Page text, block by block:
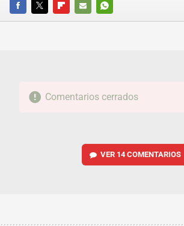
FACEBOOKTWITTERFLIPBOARD
E-
WHATSAPP
Comentarios cerrados
VER 14 COMENTARIOS